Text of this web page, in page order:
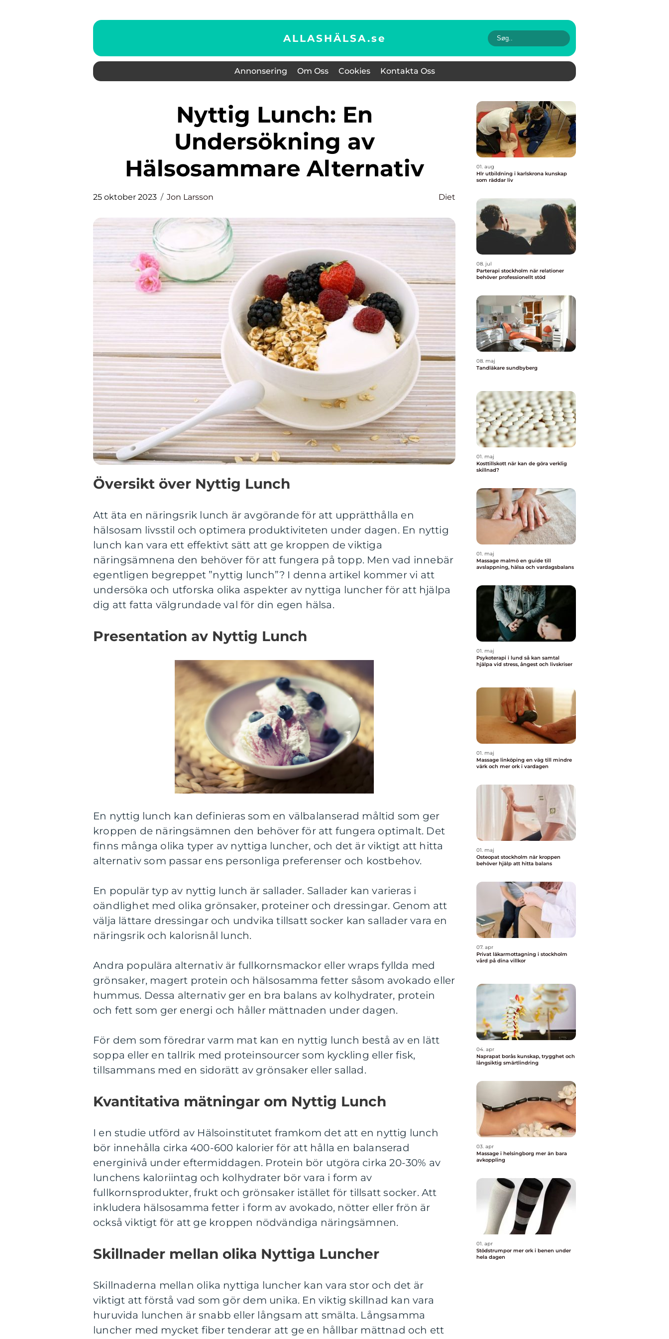
ALLASHÄLSA.se
Annonsering Om Oss Cookies Kontakta Oss
Nyttig Lunch: En
Undersökning av
Hälsosammare Alternativ
25 oktober 2023 Jon Larsson Diet
Översikt över Nyttig Lunch
Att äta en näringsrik lunch är avgörande för att upprätthålla en
hälsosam livsstil och optimera produktiviteten under dagen. En nyttig
lunch kan vara ett effektivt sätt att ge kroppen de viktiga
näringsämnena den behöver för att fungera på topp. Men vad innebär
egentligen begreppet ”nyttig lunch”? I denna artikel kommer vi att
undersöka och utforska olika aspekter av nyttiga luncher för att hjälpa
dig att fatta välgrundade val för din egen hälsa.
Presentation av Nyttig Lunch
En nyttig lunch kan definieras som en välbalanserad måltid som ger
kroppen de näringsämnen den behöver för att fungera optimalt. Det
finns många olika typer av nyttiga luncher, och det är viktigt att hitta
alternativ som passar ens personliga preferenser och kostbehov.
En populär typ av nyttig lunch är sallader. Sallader kan varieras i
oändlighet med olika grönsaker, proteiner och dressingar. Genom att
välja lättare dressingar och undvika tillsatt socker kan sallader vara en
näringsrik och kalorisnål lunch.
Andra populära alternativ är fullkornsmackor eller wraps fyllda med
grönsaker, magert protein och hälsosamma fetter såsom avokado eller
hummus. Dessa alternativ ger en bra balans av kolhydrater, protein
och fett som ger energi och håller mättnaden under dagen.
För dem som föredrar varm mat kan en nyttig lunch bestå av en lätt
soppa eller en tallrik med proteinsourcer som kyckling eller fisk,
tillsammans med en sidorätt av grönsaker eller sallad.
Kvantitativa mätningar om Nyttig Lunch
I en studie utförd av Hälsoinstitutet framkom det att en nyttig lunch
bör innehålla cirka 400-600 kalorier för att hålla en balanserad
energinivå under eftermiddagen. Protein bör utgöra cirka 20-30% av
lunchens kaloriintag och kolhydrater bör vara i form av
fullkornsprodukter, frukt och grönsaker istället för tillsatt socker. Att
inkludera hälsosamma fetter i form av avokado, nötter eller frön är
också viktigt för att ge kroppen nödvändiga näringsämnen.
Skillnader mellan olika Nyttiga Luncher
Skillnaderna mellan olika nyttiga luncher kan vara stor och det är
viktigt att förstå vad som gör dem unika. En viktig skillnad kan vara
huruvida lunchen är snabb eller långsam att smälta. Långsamma
luncher med mycket fiber tenderar att ge en hållbar mättnad och ett
01. aug
Hlr utbildning i karlskrona kunskap
som räddar liv
08. jul
Parterapi stockholm när relationer
behöver professionellt stöd
08. maj
Tandläkare sundbyberg
01. maj
Kosttillskott när kan de göra verklig
skillnad?
01. maj
Massage malmö en guide till
avslappning, hälsa och vardagsbalans
01. maj
Psykoterapi i lund så kan samtal
hjälpa vid stress, ångest och livskriser
01. maj
Massage linköping en väg till mindre
värk och mer ork i vardagen
01. maj
Osteopat stockholm när kroppen
behöver hjälp att hitta balans
07. apr
Privat läkarmottagning i stockholm
vård på dina villkor
04. apr
Naprapat borås kunskap, trygghet och
långsiktig smärtlindring
03. apr
Massage i helsingborg mer än bara
avkoppling
01. apr
Stödstrumpor mer ork i benen under
hela dagen